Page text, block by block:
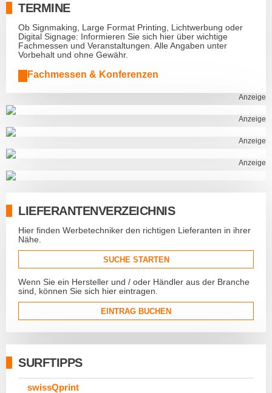
TERMINE
Ob Signmaking, Large Format Printing, Lichtwerbung oder
Digital Signage: Informieren Sie sich hier über wichtige
Fachmessen und Veranstaltungen. Alle Angaben unter
Vorbehalt und ohne Gewähr.
Fachmessen & Konferenzen
Anzeige
Anzeige
Anzeige
Anzeige
LIEFERANTENVERZEICHNIS
Hier finden Werbetechniker den richtigen Lieferanten in ihrer
Nähe.
SUCHE STARTEN
Wenn Sie ein Hersteller und / oder Händler aus der Branche
sind, können Sie sich hier eintragen.
EINTRAG BUCHEN
SURFTIPPS
swissQprint